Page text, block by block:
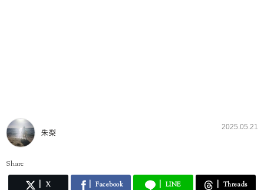
朱梨
2025.05.21
Share
X Facebook LINE Threads